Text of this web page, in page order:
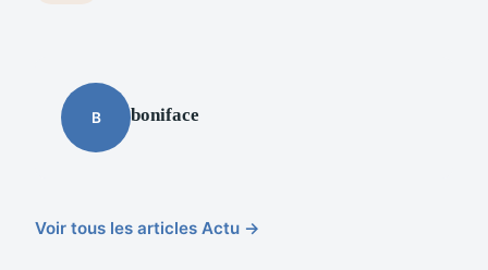
B boniface
Voir tous les articles Actu →